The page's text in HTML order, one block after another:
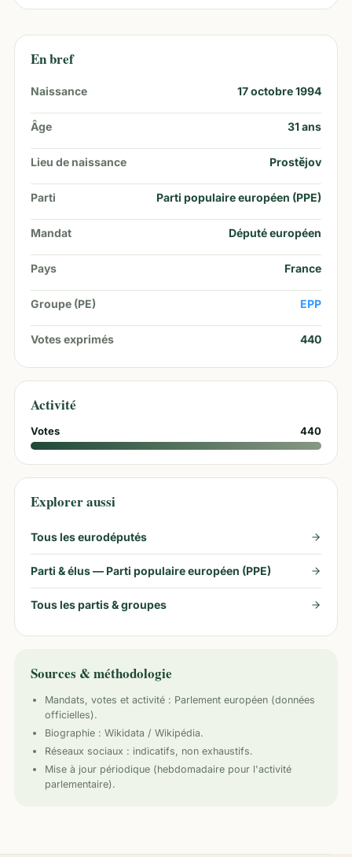
En bref
Naissance 17 octobre 1994
Âge 31ans
Lieu de naissance Prostějov
Parti Parti populaire européen (PPE)
Mandat Député européen
Pays France
Groupe (PE) EPP
Votes exprimés 440
Activité
Votes 440
Explorer aussi
Tous les eurodéputés
Parti & élus — Parti populaire européen (PPE)
Tous les partis & groupes
Sources & méthodologie
Mandats, votes et activité : Parlement européen (données
officielles).
Biographie : Wikidata / Wikipédia.
Réseaux sociaux : indicatifs, non exhaustifs.
Mise à jour périodique (hebdomadaire pour l'activité
parlementaire).